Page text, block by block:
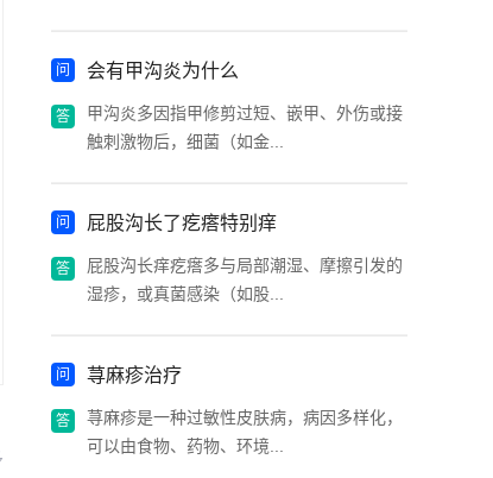
会有甲沟炎为什么
甲沟炎多因指甲修剪过短、嵌甲、外伤或接
触刺激物后，细菌（如金...
屁股沟长了疙瘩特别痒
屁股沟长痒疙瘩多与局部潮湿、摩擦引发的
湿疹，或真菌感染（如股...
荨麻疹治疗
荨麻疹是一种过敏性皮肤病，病因多样化，
可以由食物、药物、环境...